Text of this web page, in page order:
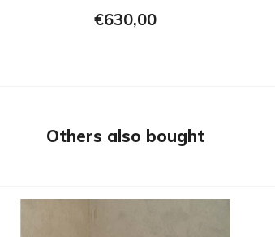
€630,00
Others also bought